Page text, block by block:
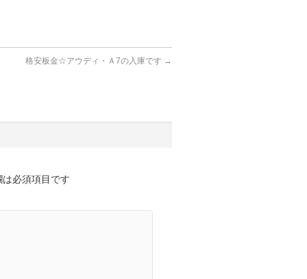
格安板金☆アウディ・Ａ7の入庫です →
必須項目です